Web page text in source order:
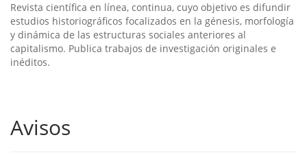
Revista científica en línea, continua, cuyo objetivo es difundir
estudios historiográficos focalizados en la génesis, morfología
y dinámica de las estructuras sociales anteriores al
capitalismo. Publica trabajos de investigación originales e
inéditos.
Avisos